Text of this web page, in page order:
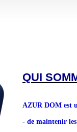
QUI
AZUR DOM est
- de maintenir les